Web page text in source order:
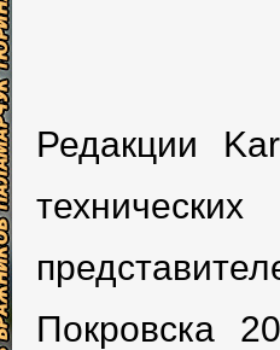
Редакции
Покровска